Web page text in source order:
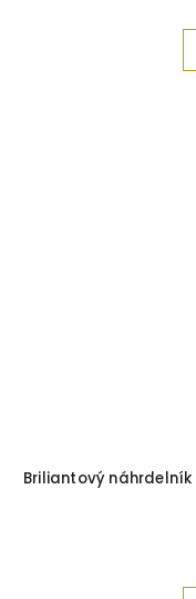
Briliantový náhrdelník